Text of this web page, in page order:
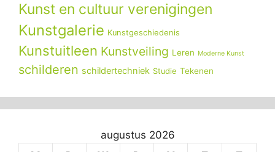
Kunst en cultuur verenigingen
Kunstgalerie Kunstgeschiedenis
Kunstuitleen Kunstveiling Leren Moderne Kunst
schilderen schildertechniek Studie Tekenen
augustus 2026